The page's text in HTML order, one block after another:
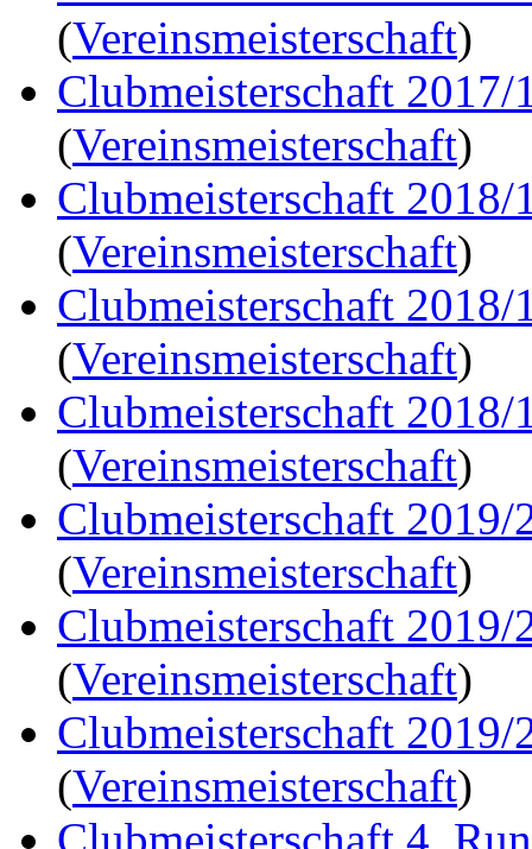
(Vereinsmeisterschaft)
Clubmeisterschaft 2017/
(Vereinsmeisterschaft)
Clubmeisterschaft 2018/
(Vereinsmeisterschaft)
Clubmeisterschaft 2018/
(Vereinsmeisterschaft)
Clubmeisterschaft 2018/
(Vereinsmeisterschaft)
Clubmeisterschaft 2019/
(Vereinsmeisterschaft)
Clubmeisterschaft 2019/
(Vereinsmeisterschaft)
Clubmeisterschaft 2019/
(Vereinsmeisterschaft)
Clubmeisterschaft 4.